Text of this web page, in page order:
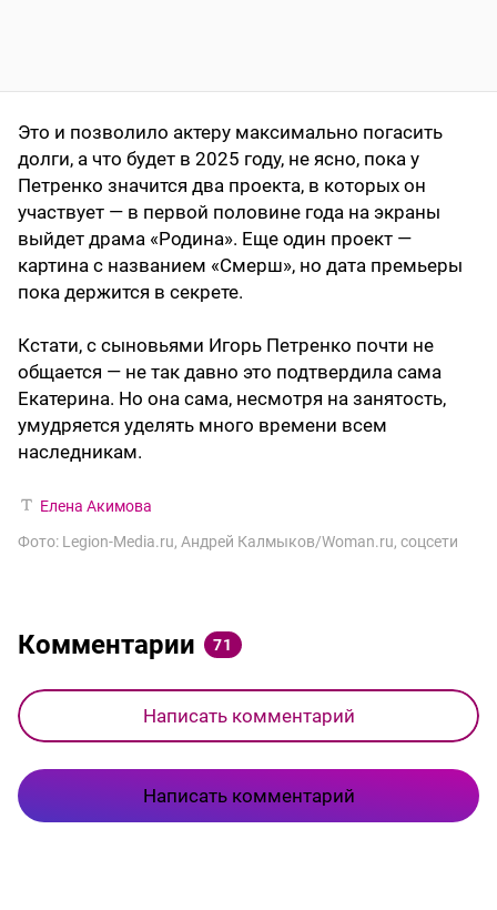
Это и позволило актеру максимально погасить
долги, а что будет в 2025 году, не ясно, пока у
Петренко значится два проекта, в которых он
участвует — в первой половине года на экраны
выйдет драма «Родина». Еще один проект —
картина с названием «Смерш», но дата премьеры
пока держится в секрете.
Кстати, с сыновьями Игорь Петренко почти не
общается — не так давно это подтвердила сама
Екатерина. Но она сама, несмотря на занятость,
умудряется уделять много времени всем
наследникам.
Елена Акимова
Фото: Legion-Media.ru, Андрей Калмыков/Woman.ru, соцсети
Комментарии 71
Написать комментарий
Написать комментарий